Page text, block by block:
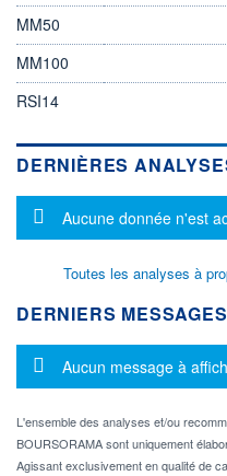
MM50
MM100
RSI14
DERNIÈRES
Message
Aucune donnée n'est
Toutes les analyses à
DERNIERS
Message
Aucun message à
L'ensemble des analyses et/ou
BOURSORAMA sont uniquement
Agissant exclusivement en qualité de